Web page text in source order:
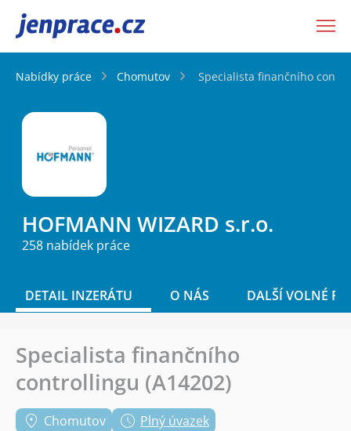
JenPráce.cz
Nabídky práce Chomutov Specialista finančního
HOFMANN WIZARD s.r.o.
258 nabídek práce
DETAIL INZERÁTU O NÁS DALŠÍ VOLNÉ
Specialista finančního
controllingu (A14202)
Chomutov Plný úvazek